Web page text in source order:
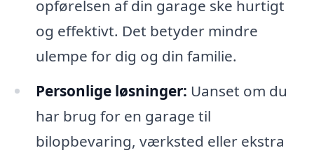
opførelsen af din garage ske hurtigt
og effektivt. Det betyder mindre
ulempe for dig og din familie.
Personlige løsninger: Uanset om du
har brug for en garage til
bilopbevaring, værksted eller ekstra